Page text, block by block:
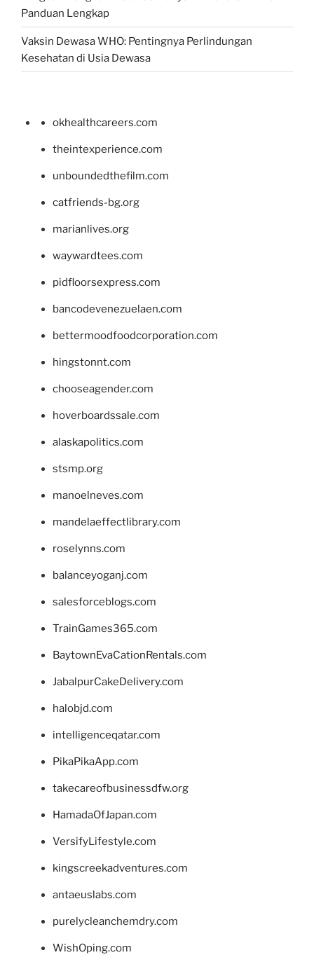
Panduan Lengkap
Vaksin Dewasa WHO: Pentingnya Perlindungan
Kesehatan di Usia Dewasa
okhealthcareers.com
theintexperience.com
unboundedthefilm.com
catfriends-bg.org
marianlives.org
waywardtees.com
pidfloorsexpress.com
bancodevenezuelaen.com
bettermoodfoodcorporation.com
hingstonnt.com
chooseagender.com
hoverboardssale.com
alaskapolitics.com
stsmp.org
manoelneves.com
mandelaeffectlibrary.com
roselynns.com
balanceyoganj.com
salesforceblogs.com
TrainGames365.com
BaytownEvaCationRentals.com
JabalpurCakeDelivery.com
halobjd.com
intelligenceqatar.com
PikaPikaApp.com
takecareofbusinessdfw.org
HamadaOfJapan.com
VersifyLifestyle.com
kingscreekadventures.com
antaeuslabs.com
purelycleanchemdry.com
WishOping.com